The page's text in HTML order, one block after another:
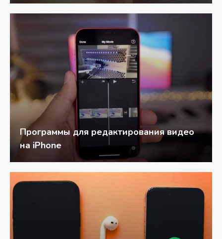
Программы для редактирования видео
на iPhone